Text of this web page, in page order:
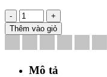
-
+
Thêm vào giỏ
Mô tả